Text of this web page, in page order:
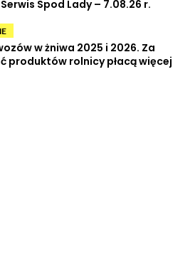
Spod Lady – 7.08.26 r.
w żniwa 2025 i 2026. Za
produktów rolnicy płacą więcej